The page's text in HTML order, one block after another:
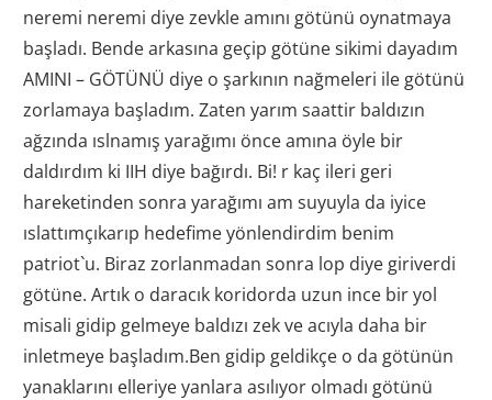
neremi neremi diye zevkle amını götünü oynatmaya
başladı. Bende arkasına geçip götüne sikimi dayadım
AMINI – GÖTÜNÜ diye o şarkının nağmeleri ile götünü
zorlamaya başladım. Zaten yarım saattir baldızın
ağzında ıslnamış yarağımı önce amına öyle bir
daldırdım ki IIH diye bağırdı. Bi! r kaç ileri geri
hareketinden sonra yarağımı am suyuyla da iyice
ıslattımçıkarıp hedefime yönlendirdim benim
patriot`u. Biraz zorlanmadan sonra lop diye giriverdi
götüne. Artık o daracık koridorda uzun ince bir yol
misali gidip gelmeye baldızı zek ve acıyla daha bir
inletmeye başladım.Ben gidip geldikçe o da götünün
yanaklarını elleriye yanlara asılıyor olmadı götünü